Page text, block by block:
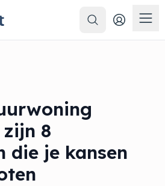
Zoeken
8
die je kansen